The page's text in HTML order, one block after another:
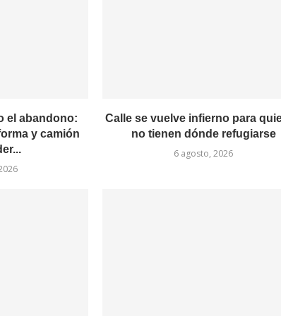
el abandono:
y camión
Calle se vuelve infierno para
no tienen dónde refugiarse
6 agosto, 2026